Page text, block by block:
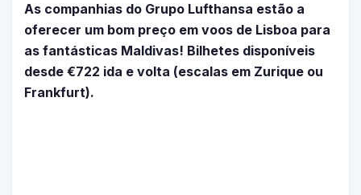
As companhias do Grupo Lufthansa estão a
oferecer um bom preço em voos de Lisboa para
as fantásticas Maldivas! Bilhetes disponíveis
desde €722 ida e volta (escalas em Zurique ou
Frankfurt).